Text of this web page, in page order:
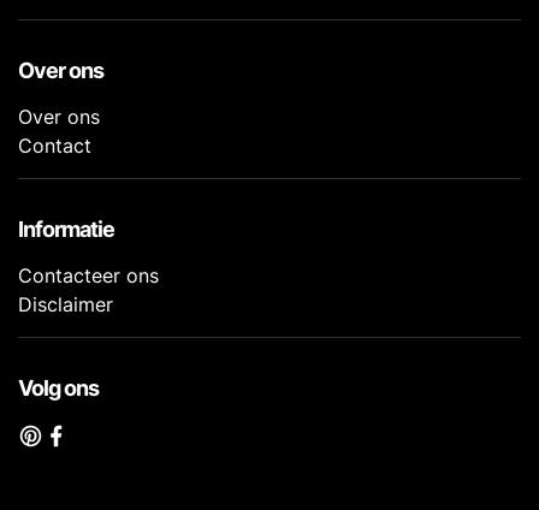
Over ons
Over ons
Contact
Informatie
Contacteer ons
Disclaimer
Volg ons